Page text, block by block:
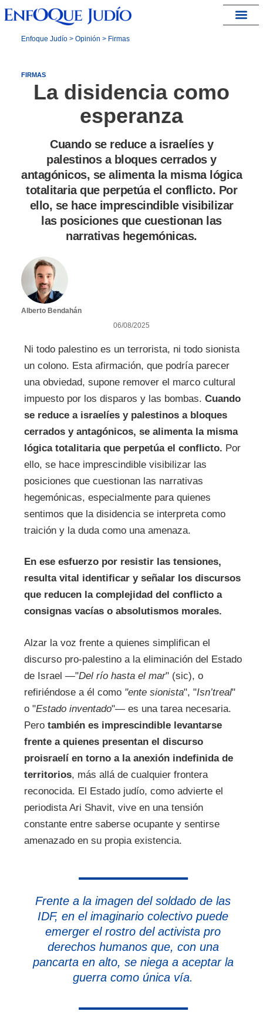
Enfoque Judío> Opinión > Firmas
FIRMAS
La disidencia como
esperanza
Cuando se reduce a israelíes y
palestinos a bloques cerrados y
antagónicos, se alimenta la misma lógica
totalitaria que perpetúa el conflicto. Por
ello, se hace imprescindible visibilizar
las posiciones que cuestionan las
narrativas hegemónicas.
Alberto Bendahán
06/08/2025
Ni todo palestino es un terrorista, ni todo sionista
un colono. Esta afirmación, que podría parecer
una obviedad, supone remover el marco cultural
impuesto por los disparos y las bombas. Cuando
se reduce a israelíes y palestinos a bloques
cerrados y antagónicos, se alimenta la misma
lógica totalitaria que perpetúa el conflicto. Por
ello, se hace imprescindible visibilizar las
posiciones que cuestionan las narrativas
hegemónicas, especialmente para quienes
sentimos que la disidencia se interpreta como
traición y la duda como una amenaza.
En ese esfuerzo por resistir las tensiones,
resulta vital identificar y señalar los discursos
que reducen la complejidad del conflicto a
consignas vacías o absolutismos morales.
Alzar la voz frente a quienes simplifican el
discurso pro-palestino a la eliminación del Estado
de Israel —"Del río hasta el mar" (sic), o
refiriéndose a él como "ente sionista", "Isn’treal"
o "Estado inventado"— es una tarea necesaria.
Pero también es imprescindible levantarse
frente a quienes presentan el discurso
proisraelí en torno a la anexión indefinida de
territorios, más allá de cualquier frontera
reconocida. El Estado judío, como advierte el
periodista Ari Shavit, vive en una tensión
constante entre saberse ocupante y sentirse
amenazado en su propia existencia.
Frente a la imagen del soldado de las
IDF, en el imaginario colectivo puede
emerger el rostro del activista pro
derechos humanos que, con una
pancarta en alto, se niega a aceptar la
guerra como única vía.